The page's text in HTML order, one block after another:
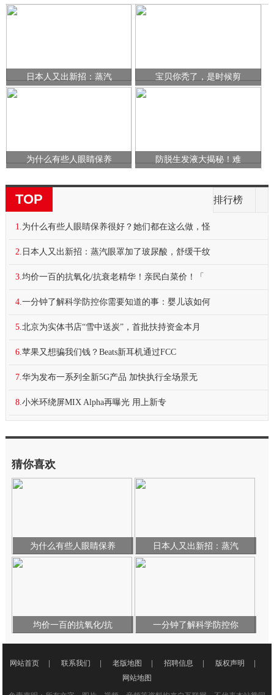
日本人又出新招：蒸汽 宝贝你秃了，是时候剪
为什么有些人眼睛保养 防脱生发液大揭秘！难
TOP 排行榜
1.为什么有些人眼睛保养很好？她们都在这么做，怪
2. 日本人又出新招：蒸汽眼罩加了玻尿酸，舒缓干纹
3.均价一百的抗氧化/抗衰老精华！亲民白菜价！「
4.一分钟了解科学防控你需要知道的事：婴儿该如何
5.北京为实体书店“雪中送炭”，首批扶持资金本月
6.苹果又想骗我们钱？Beats新耳机通过FCC
7.华为发布一系列全新5G产品 加快执行全场景无
8.小米环绕屏MIX Alpha再曝光 用上新专
猜你喜欢
为什么有些人眼睛保养 日本人又出新招：蒸汽
均价一百的抗氧化/抗 一分钟了解科学防控你
网站首页 联系我们 老版地图 招聘信息 版权声明
网站地图